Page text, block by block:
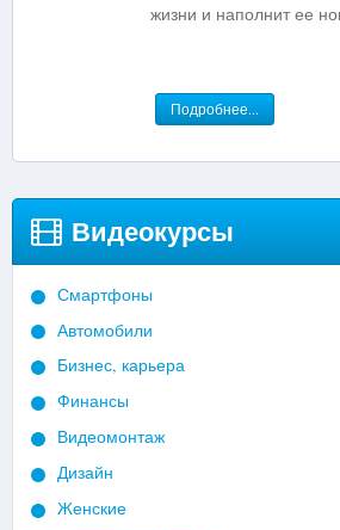
жизни и наполнит ее
Подробнее...
Видеокурсы
Смартфоны
Автомобили
Бизнес, карьера
Финансы
Видеомонтаж
Дизайн
Женские